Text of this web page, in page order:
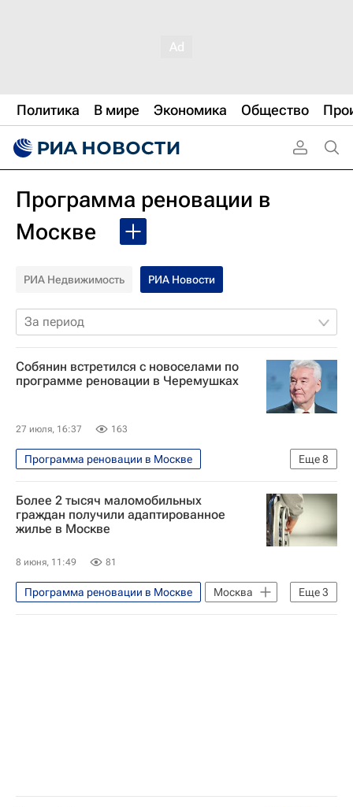
Политика В мире Экономика Общество
Программа реновации в
Москве
РИА Недвижимость РИА Новости
За период
Собянин встретился с новоселами по
программе реновации в Черемушках
27 июля, 16:37 163
Еще8
Программа реновации в Москве
Программа реновации в Москве
Жилье
Москва
Россия
Сергей Собянин
Новостройки
Более 2 тысяч маломобильных
граждан получили адаптированное
жилье в Москве
8 июня, 11:49 81
Еще3
Программа реновации в Москве
Москва
Сергей Собянин
Жилье